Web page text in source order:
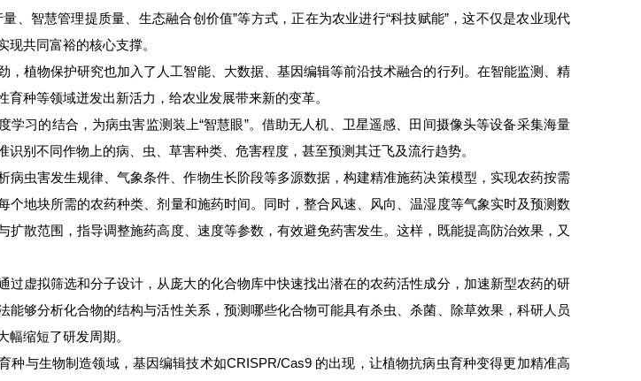
、智慧管理提质量、生态融合创价值”等方式，正在为农业进行“科技赋能”，这不仅是农业现代
共同富裕的核心支撑。
，植物保护研究也加入了人工智能、大数据、基因编辑等前沿技术融合的行列。在智能监测、精
种等领域迸发出新活力，给农业发展带来新的变革。
学习的结合，为病虫害监测装上“智慧眼”。借助无人机、卫星遥感、田间摄像头等设备采集海量
识别不同作物上的病、虫、草害种类、危害程度，甚至预测其迁飞及流行趋势。
病虫害发生规律、气象条件、作物生长阶段等多源数据，构建精准施药决策模型，实现农药按需
个地块所需的农药种类、剂量和施药时间。同时，整合风速、风向、温湿度等气象实时及预测数
扩散范围，指导调整施药高度、速度等参数，有效避免药害发生。这样，既能提高防治效果，又
过虚拟筛选和分子设计，从庞大的化合物库中快速找出潜在的农药活性成分，加速新型农药的研
能够分析化合物的结构与活性关系，预测哪些化合物可能具有杀虫、杀菌、除草效果，科研人员
缩短了研发周期。
种与生物制造领域，基因编辑技术如CRISPR/Cas9 的出现，让植物抗病虫育种变得更加精准高